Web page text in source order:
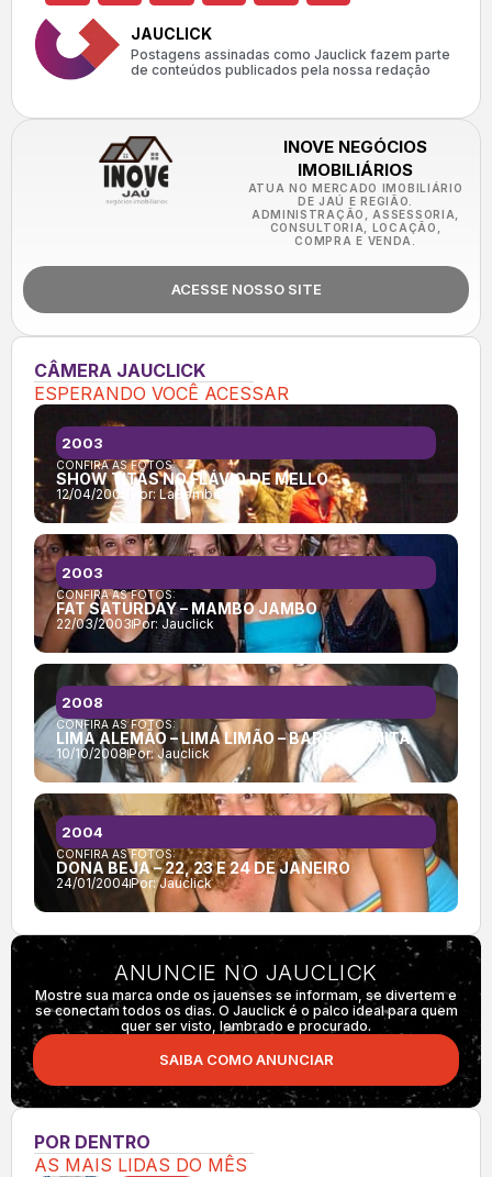
JAUCLICK
Postagens assinadas como Jauclick fazem parte
de conteúdos publicados pela nossa redação
INOVE NEGÓCIOS
IMOBILIÁRIOS
ATUA NO MERCADO IMOBILIÁRIO
DE JAÚ E REGIÃO.
ADMINISTRAÇÃO, ASSESSORIA,
CONSULTORIA, LOCAÇÃO,
COMPRA E VENDA.
ACESSE NOSSO SITE
CÂMERA JAUCLICK
ESPERANDO VOCÊ ACESSAR
CONFIRA AS FOTOS:
SHOW TITÃS NO FLÁVIO DE MELLO
12/04/2003 Por:LaBomba
2003
CONFIRA AS FOTOS:
FAT SATURDAY – MAMBO JAMBO
22/03/2003Por: Jauclick
2003
CONFIRA AS FOTOS:
LIMA ALEMÃO – LIMA LIMÃO – BARRA BONITA
10/10/2008Por:Jauclick
2008
CONFIRA AS FOTOS:
DONA BEJA – 22, 23 E 24 DE JANEIRO
24/01/2004Por:Jauclick
2004
ANUNCIE NO JAUCLICK
Mostre sua marca onde os jauenses se informam, se divertem e
se conectam todos os dias. O Jauclick é o palco ideal para quem
quer ser visto, lembrado e procurado.
SAIBA COMO ANUNCIAR
POR DENTRO
AS MAIS LIDAS DO MÊS